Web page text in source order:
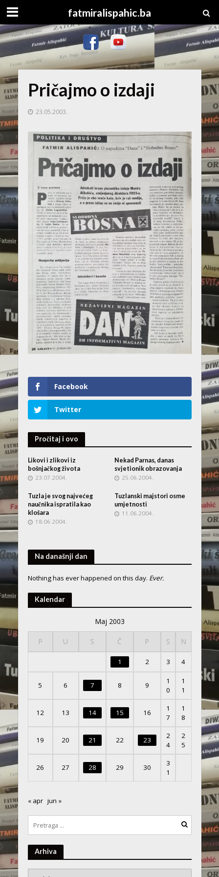
fatmiralispahic.ba
Pričajmo o izdaji
23.05.2003.
Facebook
Twitter
Pročitaj i ovo
Likovi i zlikovi iz
bošnjačkog života
23.07.2004.
Nekad Parnas, danas
svjetionik obrazovanja
25.06.2004.
Tuzla je svog najvećeg
naučnika ispratila kao
klošara
18.06.2004.
Tuzlanski majstori osme
umjetnosti
11.06.2004.
Na današnji dan
Nothing has ever happened on this day. Ever.
Kalendar
Maj 2003
P U S Č P S N
1 2 3 4
5 6 7 8 9
1
0
1
1
12 13 14 15 16
1
7
1
8
19 20 21 22 23
2
4
2
5
26 27 28 29 30
3
1
« apr jun »
Arhiva